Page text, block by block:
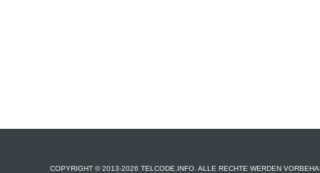
COPYRIGHT © 2013-2026 TELCODE.INFO. ALLE RECHTE WERDEN